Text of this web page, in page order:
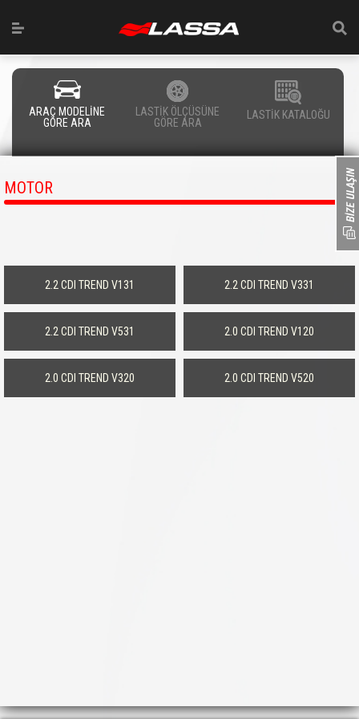
ARAÇ MODELİNE
GÖRE ARA
LASTİK ÖLÇÜSÜNE
GÖRE ARA
LASTİK KATALOĞU
MOTOR
2.2 CDI TREND V131 2.2 CDI TREND V331
2.2 CDI TREND V531 2.0 CDI TREND V120
2.0 CDI TREND V320 2.0 CDI TREND V520